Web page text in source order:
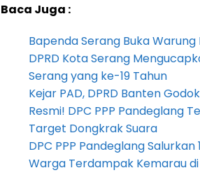
Baca Juga :
Bapenda Serang Buka Warung
DPRD Kota Serang
Serang yang ke-19 Tahun
Kejar PAD, DPRD Banten
Resmi! DPC PPP Pandeglang
Target Dongkrak Suara
DPC PPP Pandeglang
Warga Terdampak Kemarau